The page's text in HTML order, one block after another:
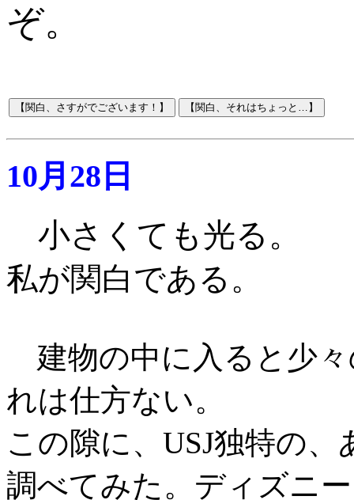
ぞ。
10月28日
小さくても光る。
私が関白である 。
建物の中に入ると少
れは仕方ない。
この隙に、USJ独特の
調べてみた。ディズニ